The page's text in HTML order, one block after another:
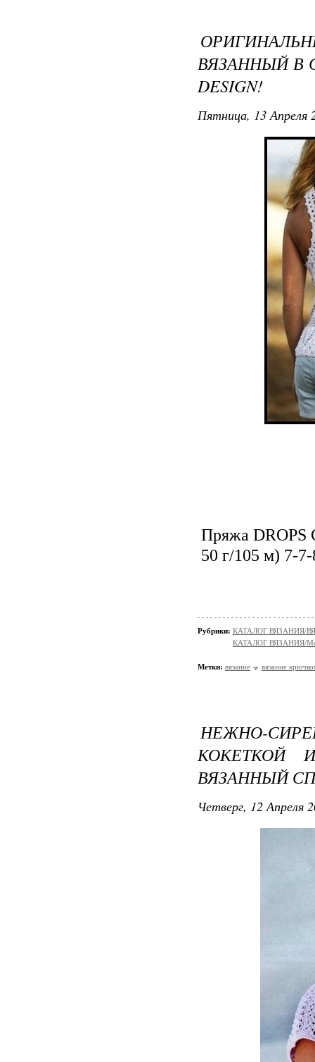
ВЯЗАННЫЙ В
DESIGN!
Пятница, 13 Апреля
Пряжа DROPS
50 г/105 м) 7-
Рубрики: КАТАЛОГ ВЯЗАНИЯ/
КАТАЛОГ ВЯЗАНИЯ/
Метки: вязание вязание
НЕЖНО-
КОКЕТКОЙ
ВЯЗАННЫЙ
Четверг, 12 Апреля